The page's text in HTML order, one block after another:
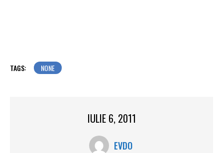
TAGS: NONE
IULIE 6, 2011
EVDO